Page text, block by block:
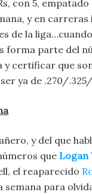
con 5,
y en carreras
de la
forma parte del
y certificar que
ya de .270/
y del que
que Logan
el reaparecido
semana para